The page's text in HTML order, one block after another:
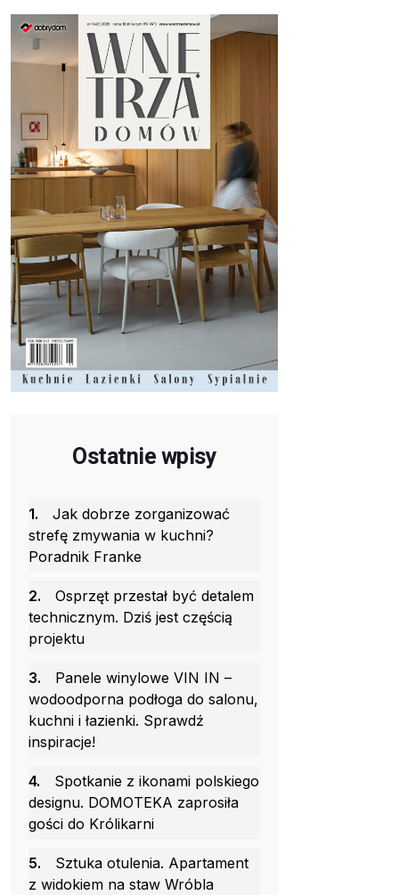
Ostatnie wpisy
1.
Jak dobrze zorganizować
strefę zmywania w kuchni?
Poradnik Franke
2.
Osprzęt przestał być detalem
technicznym. Dziś jest częścią
projektu
3.
Panele winylowe VIN IN –
wodoodporna podłoga do salonu,
kuchni i łazienki. Sprawdź
inspiracje!
4.
Spotkanie z ikonami polskiego
designu. DOMOTEKA zaprosiła
gości do Królikarni
5.
Sztuka otulenia. Apartament
z widokiem na staw Wróbla